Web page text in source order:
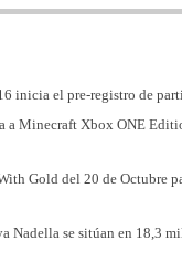
inicia el pre-registro de
a Minecraft Xbox ONE
Gold del 20 de Octubre
Nadella se sitúan en 18,3